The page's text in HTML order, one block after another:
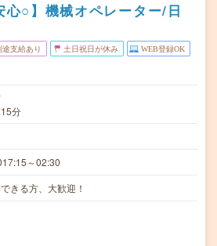
心○】機械オペレーター/日
途支給あり 土日祝日が休み WEB登録OK
分
～02:30
きる方、大歓迎！